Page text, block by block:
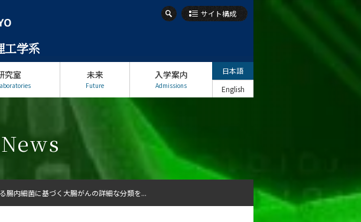
工学系
サイト構成
究室 未来
Future
入学案内
Admissions
日本語
English
腸内細菌に基づく大腸がんの詳細な分類を...